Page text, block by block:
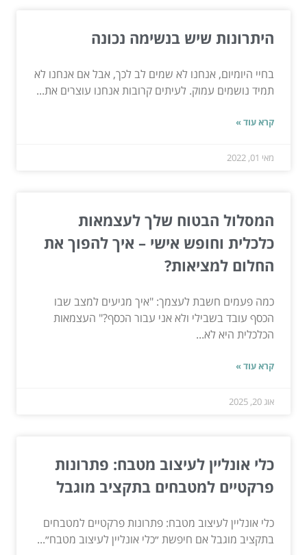
היתרונות שיש בנשימה נכונה
בחיי היומיום, אנחנו לא שמים לב לכך, אבל אם אנחנו לא
תמיד נושמים עמוק. לעיתים קרובות אנחנו עוצרים את...
קרא עוד »
מאי 01, 2022
המסלול הבטוח שלך לעצמאות
כלכלית וחופש אישי – איך להפוך את
החלום למציאות?
כמה פעמים חשבת לעצמך: "איך מגיעים למצב שבו
הכסף עובד בשבילי ולא אני עבור הכסף?" העצמאות
הכלכלית היא לא...
קרא עוד »
אוג 20, 2025
כלי אונליין לעיצוב מטבח: פתרונות
פרקטיים למטבחים בתקציב מוגבל
כלי אונליין לעיצוב מטבח: פתרונות פרקטיים למטבחים
בתקציב מוגבל אם חיפשת ״כלי אונליין לעיצוב מטבח״...